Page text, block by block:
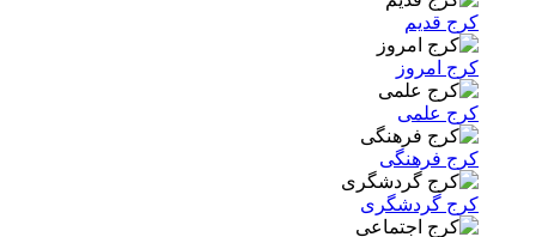
کرج قدیم
کرج امروز
کرج علمی
کرج فرهنگی
کرج گردشگری